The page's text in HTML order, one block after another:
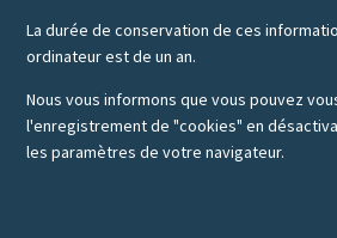
La durée de conservation de ces
ordinateur est de un an.
Nous vous informons que vous pouvez
l'enregistrement de "cookies" en
les paramètres de votre navigateur.